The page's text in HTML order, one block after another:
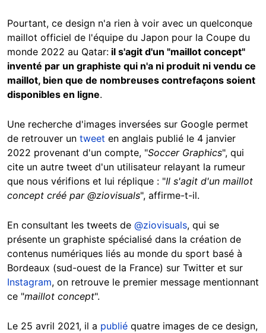
Pourtant, ce design n'a rien à voir avec un quelconque
maillot officiel de l'équipe du Japon pour la Coupe du
monde 2022 au Qatar: il s'agit d'un "maillot concept"
inventé par un graphiste qui n'a ni produit ni vendu ce
maillot, bien que de nombreuses contrefaçons soient
disponibles en ligne.
Une recherche d'images inversées sur Google permet
de retrouver un tweet en anglais publié le 4 janvier
2022 provenant d'un compte, "Soccer Graphics", qui
cite un autre tweet d'un utilisateur relayant la rumeur
que nous vérifions et lui réplique : "Il s'agit d'un maillot
concept créé par @ziovisuals", affirme-t-il.
En consultant les tweets de @ziovisuals, qui se
présente un graphiste spécialisé dans la création de
contenus numériques liés au monde du sport basé à
Bordeaux (sud-ouest de la France) sur Twitter et sur
Instagram, on retrouve le premier message mentionnant
ce "maillot concept".
Le 25 avril 2021, il a publié quatre images de ce design,